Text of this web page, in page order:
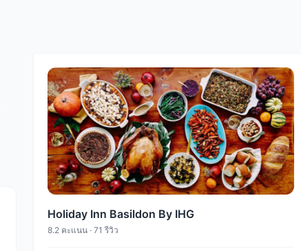
Holiday Inn Basildon By IHG
8.2 คะแนน · 71 รีวิว